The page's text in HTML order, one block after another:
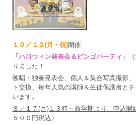
１０／１２(月・祝)開催
「ハロウィン発表会＆ビンゴパーティ」
りました！
独唱・独奏発表会、個人＆集合写真撮影
ト交換、毎年人気の講師＆生徒保護者と
います。
８／１７(月)１３時～新学期より、申込開
５００円税込）